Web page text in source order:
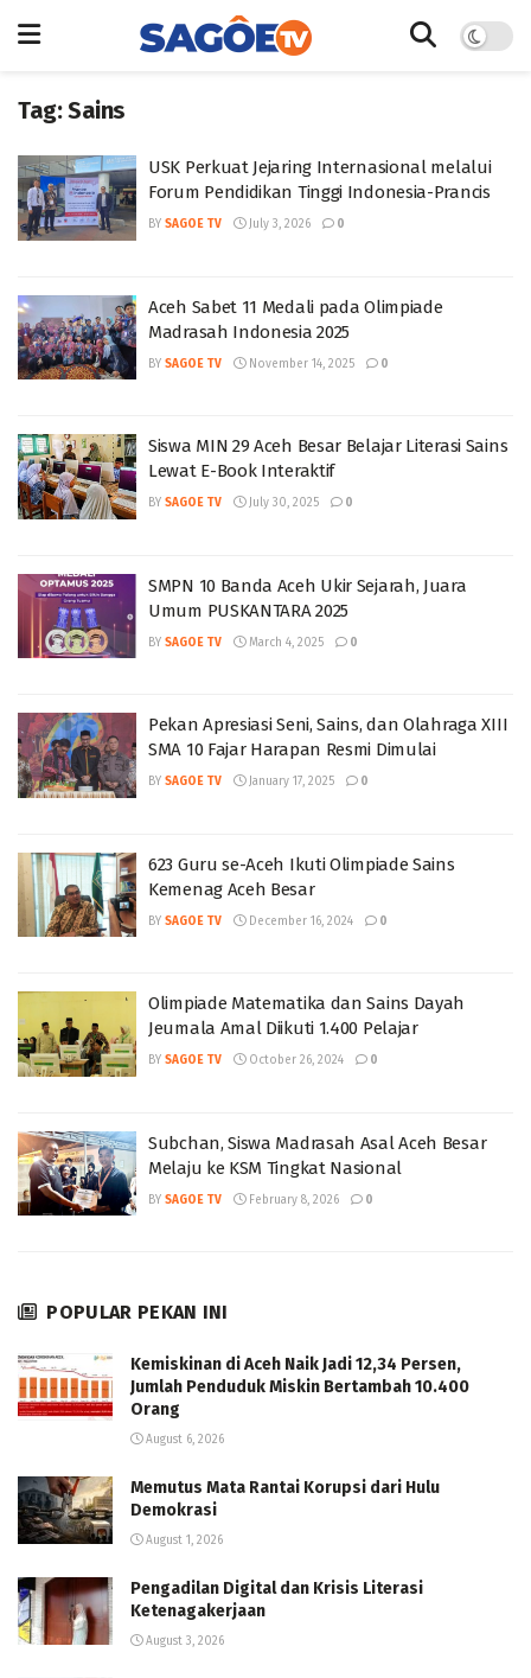
Tag:Sains
USK Perkuat Jejaring Internasional melalui
Forum Pendidikan Tinggi Indonesia-Prancis
BY SAGOE TV July 3, 2026 0
Aceh Sabet 11 Medali pada Olimpiade
Madrasah Indonesia 2025
BY SAGOE TV November 14, 2025 0
Siswa MIN 29 Aceh Besar Belajar Literasi Sains
Lewat E-Book Interaktif
BY SAGOE TV July 30, 2025 0
SMPN 10 Banda Aceh Ukir Sejarah, Juara
Umum PUSKANTARA 2025
BY SAGOE TV March 4, 2025 0
Pekan Apresiasi Seni, Sains, dan Olahraga XIII
SMA 10 Fajar Harapan Resmi Dimulai
BY SAGOE TV January 17, 2025 0
623 Guru se-Aceh Ikuti Olimpiade Sains
Kemenag Aceh Besar
BY SAGOE TV December 16, 2024 0
Olimpiade Matematika dan Sains Dayah
Jeumala Amal Diikuti 1.400 Pelajar
BY SAGOE TV October 26, 2024 0
Subchan, Siswa Madrasah Asal Aceh Besar
Melaju ke KSM Tingkat Nasional
BY SAGOE TV February 8, 2026 0
POPULAR PEKAN INI
Kemiskinan di Aceh Naik Jadi 12,34 Persen,
Jumlah Penduduk Miskin Bertambah 10.400
Orang
August 6, 2026
Memutus Mata Rantai Korupsi dari Hulu
Demokrasi
August 1, 2026
Pengadilan Digital dan Krisis Literasi
Ketenagakerjaan
August 3, 2026